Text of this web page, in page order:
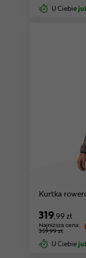
U Ciebie
Kurtka
319,99 zł
Najniższa cena:
359,99 zł
U Ciebie